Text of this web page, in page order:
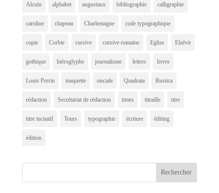
Alcuin alphabet augustaux bibliographie calligraphie
caroline chapeau Charlemagne code typographique
copie Corbie cursive cursive romaine Eglise Elzévir
gothique hiéroglyphe journalisme lettres livres
Louis Perrin maquette onciale Quadrata Rustica
rédaction Secrétariat de rédaction times titraille titre
titre incitatif Tours typographie écriture éditing
édition